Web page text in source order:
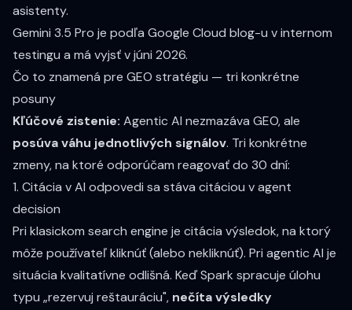
asistenty.
Gemini 3.5 Pro je podľa Google Cloud blog-u v internom
testingu a má vyjsť v júni 2026.
Čo to znamená pre GEO stratégiu — tri konkrétne
posuny
Kľúčové zistenie: Agentic AI nezmazáva GEO, ale
posúva váhu jednotlivých signálov. Tri konkrétne
zmeny, na ktoré odporúčam reagovať do 30 dní:
1. Citácia v AI odpovedi sa stáva citáciou v agent
decision
Pri klasickom search engine je citácia výsledok, na ktorý
môže používateľ kliknúť (alebo nekliknúť). Pri agentic AI je
situácia kvalitatívne odlišná. Keď Spark spracuje úlohu
typu „rezervuj reštauráciu", nečíta výsledky